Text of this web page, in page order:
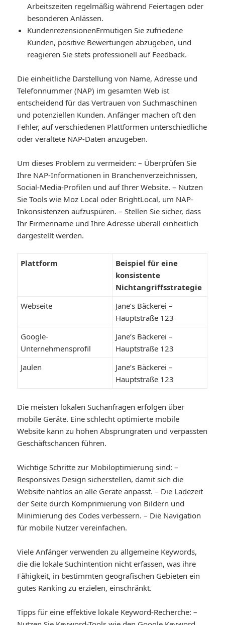
Arbeitszeiten regelmäßig während Feiertagen oder
besonderen Anlässen.
KundenrezensionenErmutigen Sie zufriedene
Kunden, positive Bewertungen abzugeben, und
reagieren Sie stets professionell auf Feedback.
Die einheitliche Darstellung von Name, Adresse und
Telefonnummer (NAP) im gesamten Web ist
entscheidend für das Vertrauen von Suchmaschinen
und potenziellen Kunden. Anfänger machen oft den
Fehler, auf verschiedenen Plattformen unterschiedliche
oder veraltete NAP-Daten anzugeben.
Um dieses Problem zu vermeiden: – Überprüfen Sie
Ihre NAP-Informationen in Branchenverzeichnissen,
Social-Media-Profilen und auf Ihrer Website. – Nutzen
Sie Tools wie Moz Local oder BrightLocal, um NAP-
Inkonsistenzen aufzuspüren. – Stellen Sie sicher, dass
Ihr Firmenname und Ihre Adresse überall einheitlich
dargestellt werden.
Plattform
Beispiel für eine
konsistente
Nichtangriffsstrategie
Webseite
Jane’s Bäckerei –
Hauptstraße 123
Google-
Unternehmensprofil
Jane’s Bäckerei –
Hauptstraße 123
Jaulen
Jane’s Bäckerei –
Hauptstraße 123
Die meisten lokalen Suchanfragen erfolgen über
mobile Geräte. Eine schlecht optimierte mobile
Website kann zu hohen Absprungraten und verpassten
Geschäftschancen führen.
Wichtige Schritte zur Mobiloptimierung sind: –
Responsives Design sicherstellen, damit sich die
Website nahtlos an alle Geräte anpasst. – Die Ladezeit
der Seite durch Komprimierung von Bildern und
Minimierung des Codes verbessern. – Die Navigation
für mobile Nutzer vereinfachen.
Viele Anfänger verwenden zu allgemeine Keywords,
die die lokale Suchintention nicht erfassen, was ihre
Fähigkeit, in bestimmten geografischen Gebieten ein
gutes Ranking zu erzielen, einschränkt.
Tipps für eine effektive lokale Keyword-Recherche: –